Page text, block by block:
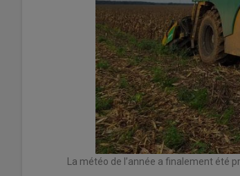
La météo de l’année a finalement été